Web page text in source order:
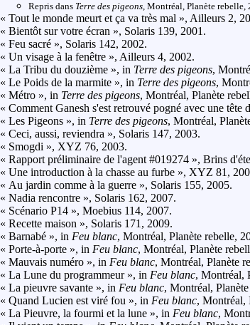
Repris dans Terre des pigeons, Montréal, Planète rebelle,
« Tout le monde meurt et ça va très mal », Ailleurs 2,
« Bientôt sur votre écran », Solaris 139, 2001.
« Feu sacré », Solaris 142, 2002.
« Un visage à la fenêtre », Ailleurs 4, 2002.
« La Tribu du douzième », in Terre des pigeons,
« Le Poids de la marmite », in Terre des pigeons,
« Métro », in Terre des pigeons, Montréal, Planète
« Comment Ganesh s'est retrouvé pogné avec une tête
« Les Pigeons », in Terre des pigeons, Montréal,
« Ceci, aussi, reviendra », Solaris 147, 2003.
« Smogdi », XYZ 76, 2003.
« Rapport préliminaire de l'agent #019274 », Brins
« Une introduction à la chasse au furbe », XYZ 81,
« Au jardin comme à la guerre », Solaris 155, 2005.
« Nadia rencontre », Solaris 162, 2007.
« Scénario P14 », Moebius 114, 2007.
« Recette maison », Solaris 171, 2009.
« Barnabé », in Feu blanc, Montréal, Planète rebelle,
« Porte-à-porte », in Feu blanc, Montréal, Planète
« Mauvais numéro », in Feu blanc, Montréal, Planète
« La Lune du programmeur », in Feu blanc, Montréal,
« La pieuvre savante », in Feu blanc, Montréal,
« Quand Lucien est viré fou », in Feu blanc, Montréal,
« La Pieuvre, la fourmi et la lune », in Feu blanc,